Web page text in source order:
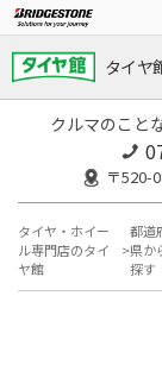
タイヤ
クルマのこと
〒520-
タイヤ・ホイー
ル専門店のタイ
ヤ館
都道
県か
探す